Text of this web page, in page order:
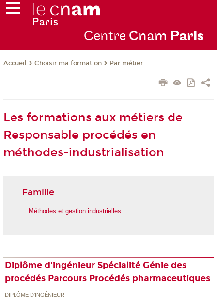
Centre Cnam Paris
Accueil Choisir ma formation Par métier
Les formations aux métiers de
Responsable procédés en
méthodes-industrialisation
Famille
Méthodes et gestion industrielles
Diplôme d'ingénieur Spécialité Génie des
procédés Parcours Procédés pharmaceutiques
DIPLÔME D'INGÉNIEUR